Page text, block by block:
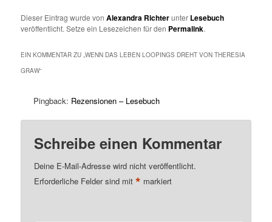
Dieser Eintrag wurde vonAlexandra Richterunter Lesebuch
veröffentlicht. Setze ein Lesezeichen für den Permalink.
EIN KOMMENTAR ZU „WENN DAS LEBEN LOOPINGS DREHT VON THERESIA
GRAW“
Pingback: Rezensionen – Lesebuch
Schreibe einen Kommentar
Deine E-Mail-Adresse wird nicht veröffentlicht.
Erforderliche Felder sind mit* markiert